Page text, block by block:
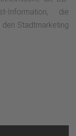
Information, die
den Stadtmarketing